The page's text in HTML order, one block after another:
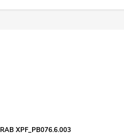
XPF_PB076.6.003